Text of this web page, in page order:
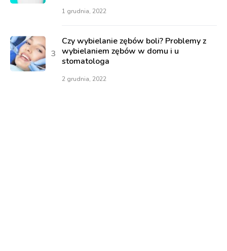
1 grudnia, 2022
Czy wybielanie zębów boli? Problemy z
wybielaniem zębów w domu i u
stomatologa
2 grudnia, 2022